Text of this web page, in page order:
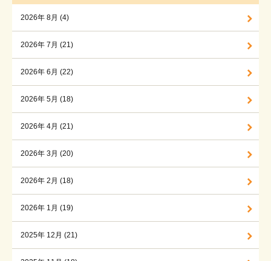
2026年 8月 (4)
2026年 7月 (21)
2026年 6月 (22)
2026年 5月 (18)
2026年 4月 (21)
2026年 3月 (20)
2026年 2月 (18)
2026年 1月 (19)
2025年 12月 (21)